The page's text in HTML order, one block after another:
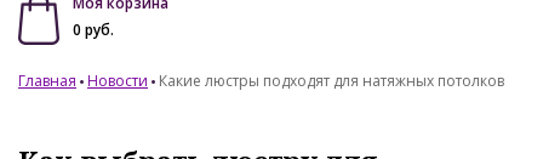
0 руб.
Главная Новости Какие люстры подходят для натяжных потолков